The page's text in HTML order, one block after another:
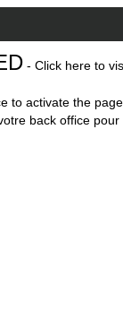
- Click here to
to activate the
back office